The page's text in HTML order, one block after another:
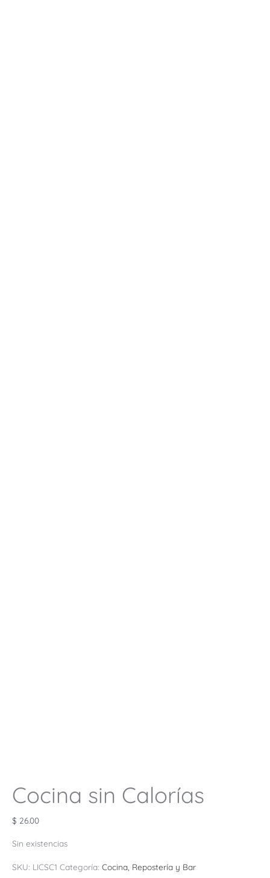
Cocina sin Calorías
$ 26.00
Sin existencias
SKU: LICSC1 Categoría: Cocina, Repostería y Bar